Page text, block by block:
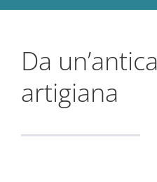
Da
artigiana